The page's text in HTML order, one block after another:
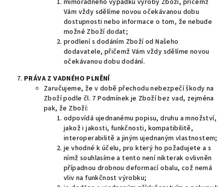
mimořádného výpadku výroby Zboží, přičemž
Vám vždy sdělíme novou očekávanou dobu
dostupnosti nebo informace o tom, že nebude
možné Zboží dodat;
prodlení s dodáním Zboží od Našeho
dodavatele, přičemž Vám vždy sdělíme novou
očekávanou dobu dodání.
PRÁVA Z VADNÉHO PLNĚNÍ
Zaručujeme, že v době přechodu nebezpečí škody na
Zboží podle čl. 7 Podmínek je Zboží bez vad, zejména
pak, že Zboží:
odpovídá ujednanému popisu, druhu a množství,
jakož i jakosti, funkčnosti, kompatibilitě,
interoperabilitě a jiným ujednaným vlastnostem;
je vhodné k účelu, pro který ho požadujete a s
nímž souhlasíme a tento není nikterak ovlivněn
případnou drobnou deformací obalu, což nemá
vliv na funkčnost výrobku;